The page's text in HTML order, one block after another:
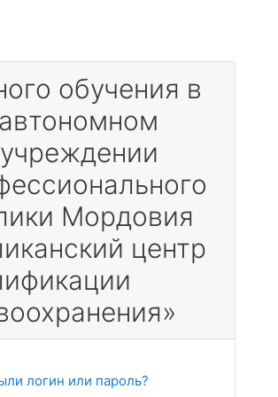
обучения в
Мордовия
центр
логин или пароль?